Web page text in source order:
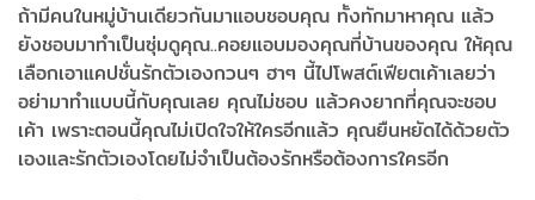
ถ้ามีคนในหมู่บ้านเดียวกันมาแอบชอบคุณ ทั้งทักมาหาคุณ แล้ว
ยังชอบมาทำเป็นซุ่มดูคุณ..คอยแอบมองคุณที่บ้านของคุณ ให้คุณ
เลือกเอาแคปชั่นรักตัวเองกวนๆ ฮาๆ นี้ไปโพสต์เฟียตเค้าเลยว่า
อย่ามาทำแบบนี้กับคุณเลย คุณไม่ชอบ แล้วคงยากที่คุณจะชอบ
เค้า เพราะตอนนี้คุณไม่เปิดใจให้ใครอีกแล้ว คุณยืนหยัดได้ด้วยตัว
เองและรักตัวเองโดยไม่จำเป็นต้องรักหรือต้องการใครอีก